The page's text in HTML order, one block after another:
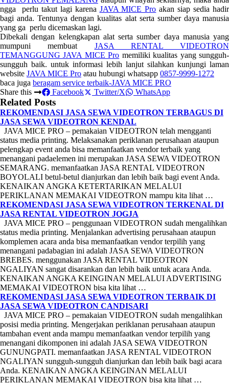
ngga perlu takut lagi karena JAVA MICE Pro akan siap sedia hadir
bagi anda. Tentunya dengan kualitas alat serta sumber daya manusia
yang ga perlu dicemaskan lagi.
Dibekali dengan kelengkapan alat serta sumber daya manusia yang
mumpuni membuat JASA RENTAL VIDEOTRON
TEMANGGUNG JAVA MICE Pro memiliki kualitas yang sungguh-
sungguh baik. untuk informasi lebih lanjut silahkan kunjungi laman
website JAVA MICE Pro atau hubungi whatsapp 0857-9999-1272
baca juga beragam service terbaik-JAVA MICE PRO
Share this
Facebook Twitter/X WhatsApp
Related Posts
REKOMENDASI JASA SEWA VIDEOTRON TERBAGUS DI
JASA SEWA VIDEOTRON KENDAL
JAVA MICE PRO – pemakaian VIDEOTRON telah mengganti
status media printing. Melaksanakan periklanan perusahaan ataupun
pelengkap event anda bisa memanfaatkan vendor terbaik yang
menangani padaelemen ini merupakan JASA SEWA VIDEOTRON
SEMARANG. memanfaatkan JASA RENTAL VIDEOTRON
BOYOLALI betul-betul dianjurkan dan lebih baik bagi event Anda.
KENAIKAN ANGKA KETERTARIKAN MELALUI
PERIKLANAN MEMAKAI VIDEOTRON mampu kita lihat …
REKOMENDASI JASA SEWA VIDEOTRON TERKENAL DI
JASA RENTAL VIDEOTRON JOGJA
JAVA MICE PRO – penggunaan VIDEOTRON sudah mengalihkan
status media printing. Menjalankan advertising perusahaan ataupun
komplemen acara anda bisa memanfaatkan vendor terpilih yang
menangani padabagian ini adalah JASA SEWA VIDEOTRON
BREBES. menggunakan JASA RENTAL VIDEOTRON
NGALIYAN sangat disarankan dan lebih baik untuk acara Anda.
KENAIKAN ANGKA KEINGINAN MELALUI ADVERTISING
MEMAKAI VIDEOTRON bisa kita lihat …
REKOMENDASI JASA SEWA VIDEOTRON TERBAIK DI
JASA SEWA VIDEOTRON CANDISARI
JAVA MICE PRO – pemakaian VIDEOTRON sudah mengalihkan
posisi media printing. Mengerjakan periklanan perusahaan ataupun
tambahan event anda mampu memanfaatkan vendor terpilih yang
menangani dikomponen ini adalah JASA SEWA VIDEOTRON
GUNUNGPATI. memanfaatkan JASA RENTAL VIDEOTRON
NGALIYAN sungguh-sungguh dianjurkan dan lebih baik bagi acara
Anda. KENAIKAN ANGKA KEINGINAN MELALUI
PERIKLANAN MEMAKAI VIDEOTRON bisa kita lihat …